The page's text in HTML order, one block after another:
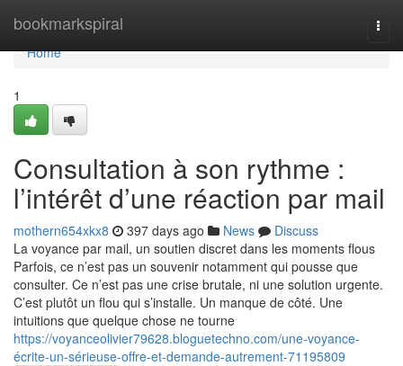
bookmarkspiral
Home
Home
1
Consultation à son rythme :
l’intérêt d’une réaction par mail
mothern654xkx8 397 days ago News
Discuss
La voyance par mail, un soutien discret dans les moments flous
Parfois, ce n’est pas un souvenir notamment qui pousse que
consulter. Ce n’est pas une crise brutale, ni une solution urgente.
C’est plutôt un flou qui s’installe. Un manque de côté. Une
intuitions que quelque chose ne tourne
https://voyanceolivier79628.bloguetechno.com/une-voyance-
écrite-un-sérieuse-offre-et-demande-autrement-71195809